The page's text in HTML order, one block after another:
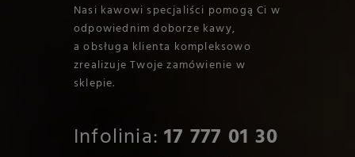
Nasi kawowi specjaliści pomogą Ci w
odpowiednim doborze kawy,
a obsługa klienta kompleksowo
zrealizuje Twoje zamówienie w
sklepie.
Infolinia:17 777 01 30